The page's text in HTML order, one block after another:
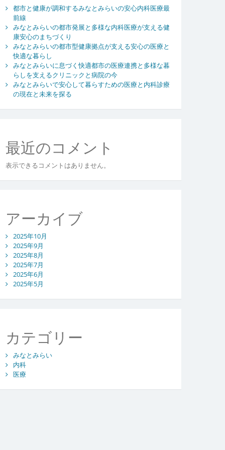
都市と健康が調和するみなとみらいの安心内科医療最
前線
みなとみらいの都市発展と多様な内科医療が支える健
康安心のまちづくり
みなとみらいの都市型健康拠点が支える安心の医療と
快適な暮らし
みなとみらいに息づく快適都市の医療連携と多様な暮
らしを支えるクリニックと病院の今
みなとみらいで安心して暮らすための医療と内科診療
の現在と未来を探る
最近のコメント
表示できるコメントはありません。
アーカイブ
2025年10月
2025年9月
2025年8月
2025年7月
2025年6月
2025年5月
カテゴリー
みなとみらい
内科
医療